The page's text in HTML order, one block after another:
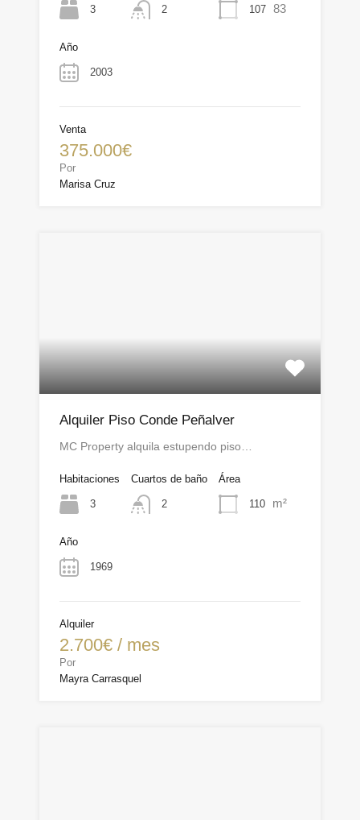
3 2 107 83
Año
2003
Venta
375.000€
Por
Marisa Cruz
Alquiler Piso Conde Peñalver
MC Property alquila estupendo piso…
Habitaciones
3
Cuartos de baño
2
Área
110 m²
Año
1969
Alquiler
2.700€ / mes
Por
Mayra Carrasquel